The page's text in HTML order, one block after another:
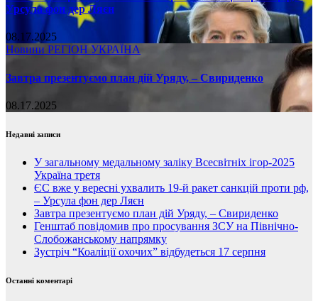
Урсула фон дер Ляєн
08.17.2025
Новини РЕГІОН УКРАЇНА
Завтра презентуємо план дій Уряду, – Свириденко
08.17.2025
Недавні записи
У загальному медальному заліку Всесвітніх ігор-2025
Україна третя
ЄС вже у вересні ухвалить 19-й ракет санкцій проти рф,
– Урсула фон дер Ляєн
Завтра презентуємо план дій Уряду, – Свириденко
Генштаб повідомив про просування ЗСУ на Північно-
Слобожанському напрямку
Зустріч “Коаліції охочих” відбудеться 17 серпня
Останні коментарі